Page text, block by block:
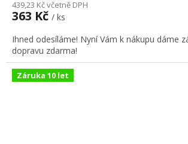
439,23 Kč včetně DPH
363 Kč / ks
Ihned odesíláme! Nyní Vám k nákupu dáme
dopravu zdarma!
Záruka 10 let